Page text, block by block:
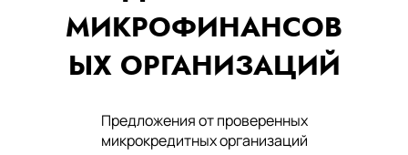
МИКРОФИНАНСОВ
ЫХ ОРГАНИЗАЦИЙ
Предложения от проверенных
микрокредитных организаций